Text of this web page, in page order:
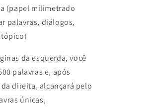
(papel milimetrado
palavras, diálogos,
da esquerda, você
palavras e, após
direita, alcançará pelo
únicas,